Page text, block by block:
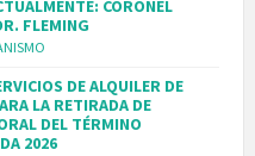
CORONEL
FLEMING
DE ALQUILER DE
LA RETIRADA DE
DEL TÉRMINO
2026